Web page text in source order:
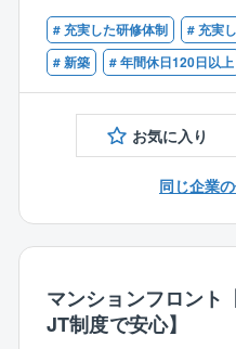
〈男女比〉4：6
≪商品ラインアップ≫
■ローコストで自由設計
■100種類以上の間取りや
る正直な会社です。
また、フル装備の住宅や
【ポイント】
◆依頼主は地域に住むファ
のシニア層など
◆各現場への確認・訪問
◆訪問先は車で1時間圏内
◆並行して進める案件は6
◆注文住宅と規格住宅の
【働きやすい環境】
◆”残業はしない”方針
も施工状況を確認。
また、着工前の打合せは
【歓迎条件】
・1級建築施工管理をお持
# 充実した研修体制 # 充実
# 新築
# 年間休日120日以上
お気に入り
同じ企業
マンションフロント
JT制度で安心】